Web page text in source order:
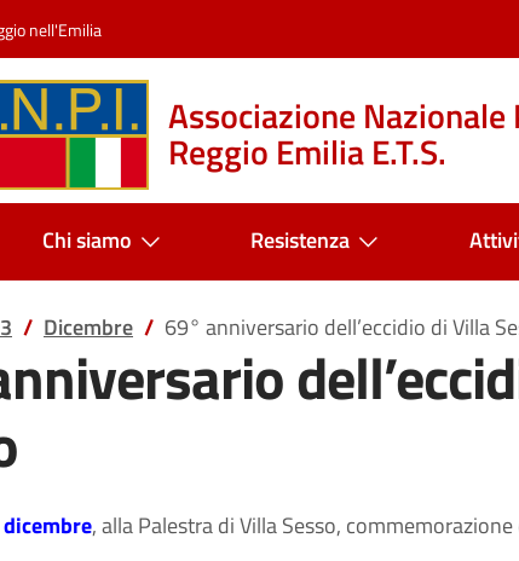
nell'Emilia
Associazione
Reggio Emilia E.T.S.
Chi siamo Resistenza
Dicembre 69° anniversario dell’eccidio di Villa
, alla Palestra di Villa Sesso,